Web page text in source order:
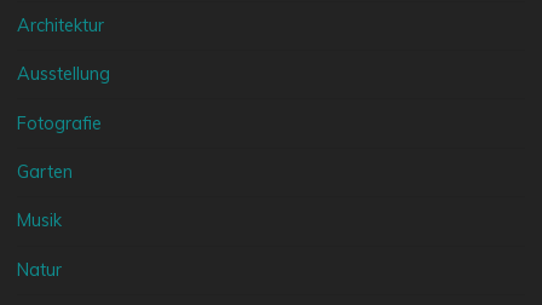
Architektur
Ausstellung
Fotografie
Garten
Musik
Natur